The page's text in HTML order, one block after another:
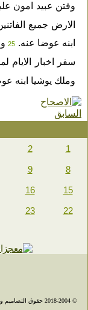
وفتن عبيد امون
الارض جميع
ابنه عوضا عنه. 25
سفر اخبار الايام
وملك يوشيا ابنه
1
2
8
9
15
16
22
23
© 2004-‎2018 حقوق التصاميم والتطوير محفوظة لموقع